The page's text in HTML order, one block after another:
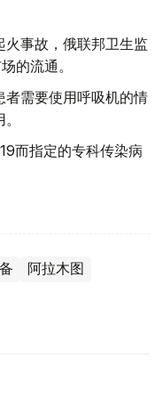
火事故，俄联邦卫生监
的流通。
者需要使用呼吸机的情
而指定的专科传染病
阿拉木图